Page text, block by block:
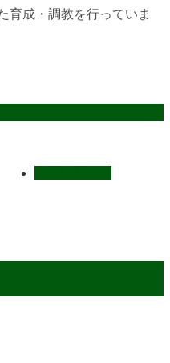
育成・調教を行っていま